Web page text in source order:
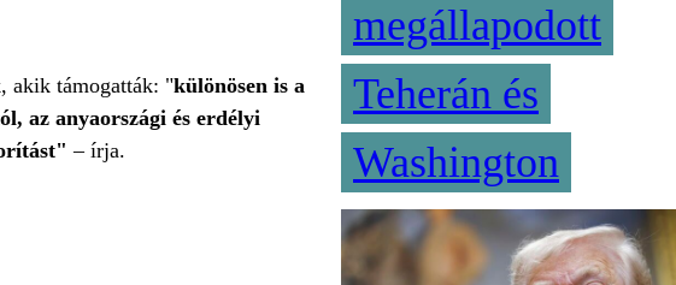
akik támogatták: "különösen is a
az anyaországi és erdélyi
– írja.
megállapodott
Teherán és
Washington